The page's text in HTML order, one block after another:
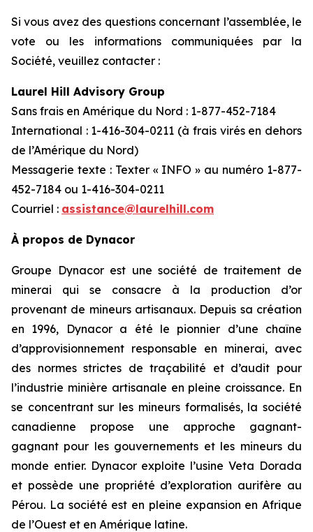
Si vous avez des questions concernant l’assemblée, le
vote ou les informations communiquées par la
Société, veuillez contacter :
Laurel Hill Advisory Group
Sans frais en Amérique du Nord : 1-877-452-7184
International : 1-416-304-0211 (à frais virés en dehors
de l’Amérique du Nord)
Messagerie texte : Texter « INFO » au numéro 1-877-
452-7184 ou 1-416-304-0211
Courriel : assistance@laurelhill.com
À propos de Dynacor
Groupe Dynacor est une société de traitement de
minerai qui se consacre à la production d’or
provenant de mineurs artisanaux. Depuis sa création
en 1996, Dynacor a été le pionnier d’une chaîne
d’approvisionnement responsable en minerai, avec
des normes strictes de traçabilité et d’audit pour
l’industrie minière artisanale en pleine croissance. En
se concentrant sur les mineurs formalisés, la société
canadienne propose une approche gagnant-
gagnant pour les gouvernements et les mineurs du
monde entier. Dynacor exploite l’usine Veta Dorada
et possède une propriété d’exploration aurifère au
Pérou. La société est en pleine expansion en Afrique
de l’Ouest et en Amérique latine.